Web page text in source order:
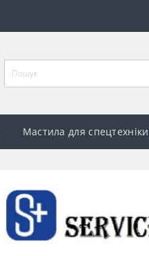
Мастила для спецтехніки